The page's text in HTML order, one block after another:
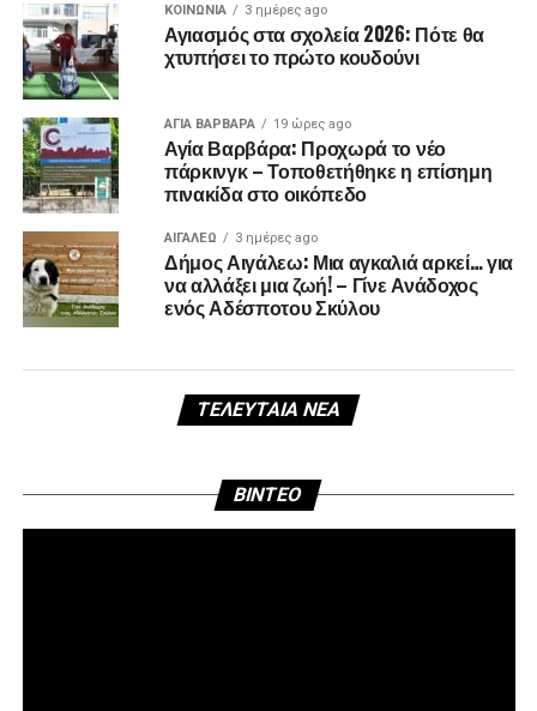
ΚΟΙΝΩΝΊΑ 3 ημέρες ago
Αγιασμός στα σχολεία 2026: Πότε θα
χτυπήσει το πρώτο κουδούνι
ΑΓΙΑ ΒΑΡΒΑΡΑ 19 ώρες ago
Αγία Βαρβάρα: Προχωρά το νέο
πάρκινγκ – Τοποθετήθηκε η επίσημη
πινακίδα στο οικόπεδο
ΑΙΓΑΛΕΩ 3 ημέρες ago
Δήμος Αιγάλεω: Μια αγκαλιά αρκεί… για
να αλλάξει μια ζωή! – Γίνε Ανάδοχος
ενός Αδέσποτου Σκύλου
ΤΕΛΕΥΤΑΊΑ ΝΈΑ
BINTEO